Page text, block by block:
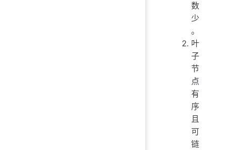
数
少
。
叶
子
节
点
有
序
且
可
链